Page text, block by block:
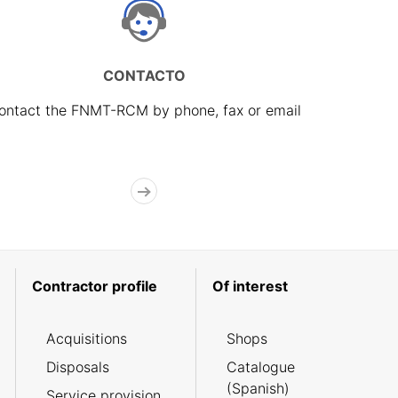
CONTACTO
the FNMT-RCM by phone, fax or email
Contractor profile
Acquisitions
Disposals
Of interest
Shops
Catalogue
(Spanish)